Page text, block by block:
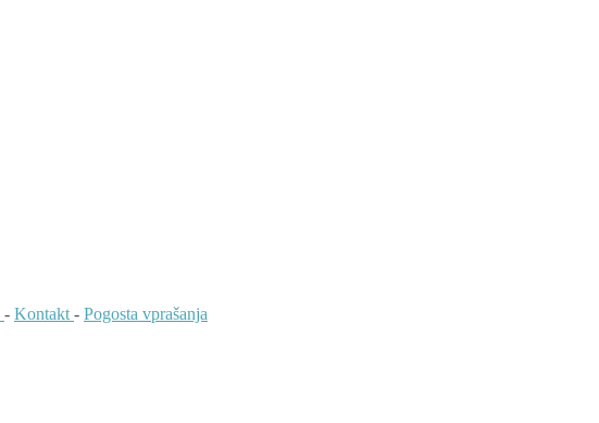
- Kontakt - Pogosta vprašanja